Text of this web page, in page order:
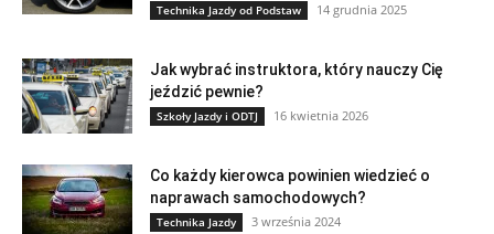
Technika Jazdy od Podstaw 14 grudnia 2025
Jak wybrać instruktora, który nauczy Cię
jeździć pewnie?
Szkoły Jazdy i ODTJ 16 kwietnia 2026
Co każdy kierowca powinien wiedzieć o
naprawach samochodowych?
Technika Jazdy 3 września 2024